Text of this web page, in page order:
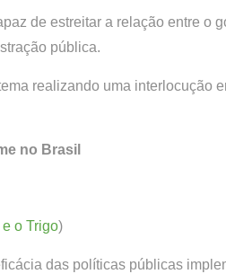
de estreitar a relação entre o
pública.
realizando uma interlocução
no Brasil
o Trigo)
das políticas públicas